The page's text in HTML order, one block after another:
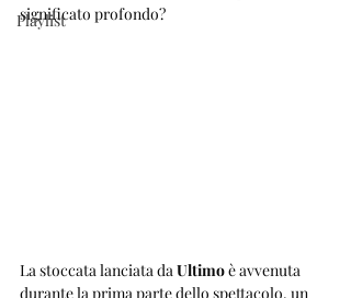
Playlist
significato profondo?
La stoccata lanciata da Ultimo è avvenuta
durante la prima parte dello spettacolo, un